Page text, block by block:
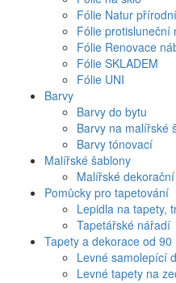
Fólie Natur přírodní
Fólie protisluneční
Fólie Renovace
Fólie SKLADEM
Fólie UNI
Barvy
Barvy do bytu
Barvy na malířské
Barvy tónovací
Malířské šablony
Malířské
Pomůcky pro tapetování
Lepidla na tapety,
Tapetářské nářadí
Tapety a dekorace od 90
Levné samolepící
Levné tapety na